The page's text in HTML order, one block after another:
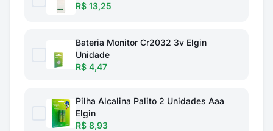
R$ 13,25
Bateria Monitor Cr2032 3v Elgin
Unidade
R$ 4,47
Pilha Alcalina Palito 2 Unidades Aaa
Elgin
R$ 8,93